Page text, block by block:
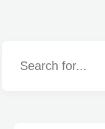
Word